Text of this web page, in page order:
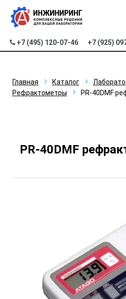
+7 (495) 120-07-46 +7 (925)
Главная Каталог
Рефрактометры
PR-40DMF
PR-40DMF